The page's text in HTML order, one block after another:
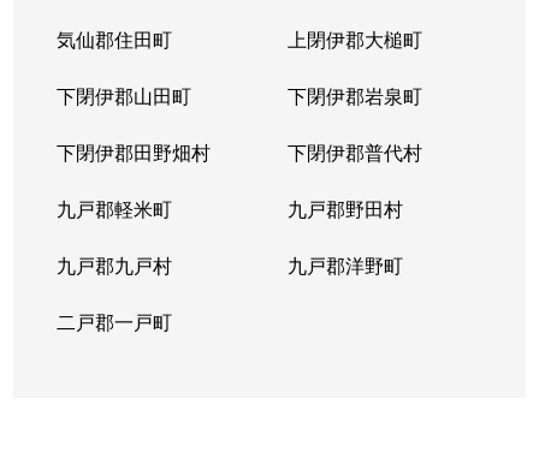
気仙郡住田町 上閉伊郡大槌町
下閉伊郡山田町 下閉伊郡岩泉町
下閉伊郡田野畑村 下閉伊郡普代村
九戸郡軽米町 九戸郡野田村
九戸郡九戸村 九戸郡洋野町
二戸郡一戸町